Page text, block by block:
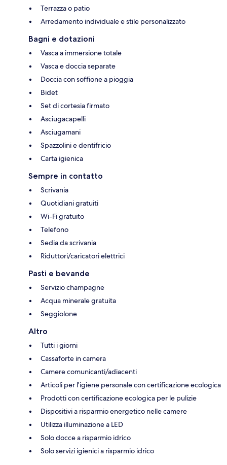
Terrazza o patio
Arredamento individuale e stile personalizzato
Bagni e dotazioni
Vasca a immersione totale
Vasca e doccia separate
Doccia con soffione a pioggia
Bidet
Set di cortesia firmato
Asciugacapelli
Asciugamani
Spazzolini e dentifricio
Carta igienica
Sempre in contatto
Scrivania
Quotidiani gratuiti
Wi-Fi gratuito
Telefono
Sedia da scrivania
Riduttori/caricatori elettrici
Pasti e bevande
Servizio champagne
Acqua minerale gratuita
Seggiolone
Altro
Tutti i giorni
Cassaforte in camera
Camere comunicanti/adiacenti
Articoli per l'igiene personale con certificazione ecologica
Prodotti con certificazione ecologica per le pulizie
Dispositivi a risparmio energetico nelle camere
Utilizza illuminazione a LED
Solo docce a risparmio idrico
Solo servizi igienici a risparmio idrico